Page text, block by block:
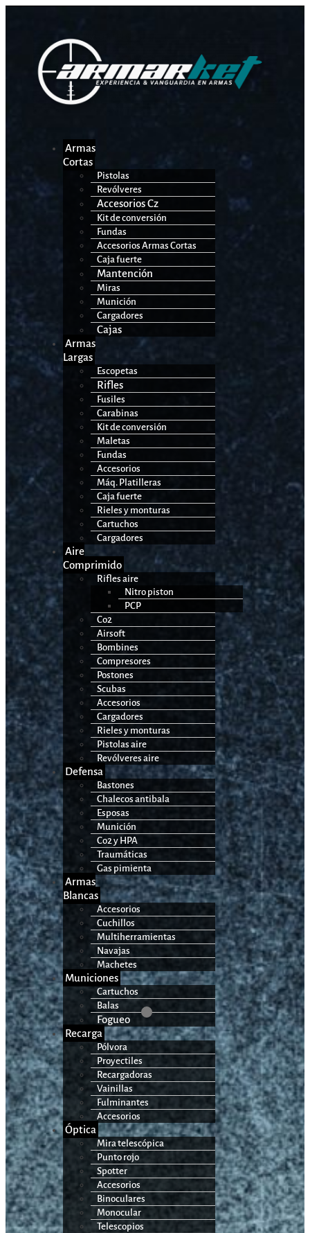
Armas
Cortas
Pistolas
Revólveres
Accesorios Cz
Kit de conversión
Fundas
Accesorios Armas Cortas
Caja fuerte
Mantención
Miras
Munición
Cargadores
Cajas
Armas
Largas
Escopetas
Rifles
Fusiles
Carabinas
Kit de conversión
Maletas
Fundas
Accesorios
Máq. Platilleras
Caja fuerte
Rieles y monturas
Cartuchos
Cargadores
Aire
Comprimido
Rifles aire
Nitro piston
PCP
Co2
Airsoft
Bombines
Compresores
Postones
Scubas
Accesorios
Cargadores
Rieles y monturas
Pistolas aire
Revólveres aire
Defensa
Bastones
Chalecos antibala
Esposas
Munición
Co2 y HPA
Traumáticas
Gas pimienta
Armas
Blancas
Accesorios
Cuchillos
Multiherramientas
Navajas
Machetes
Municiones
Cartuchos
Balas
Fogueo
Recarga
Pólvora
Proyectiles
Recargadoras
Vainillas
Fulminantes
Accesorios
Óptica
Mira telescópica
Punto rojo
Spotter
Accesorios
Binoculares
Monocular
Telescopios